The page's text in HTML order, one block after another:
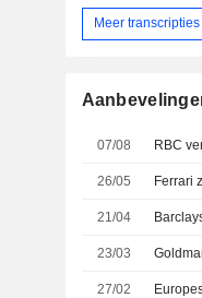
Meer transcripties
07/08 RBC
26/05 Ferrari
21/04
23/03
27/02